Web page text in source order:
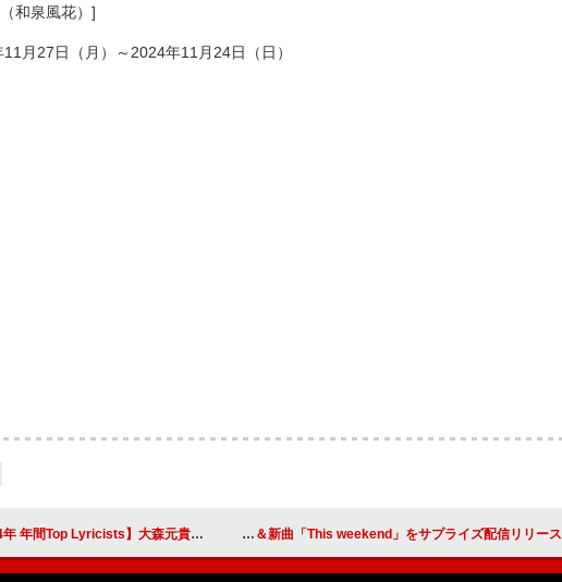
和泉風花）]
月27日（月）～2024年11月24日（日）
Lyricists】大森元貴が2年連続1位に 5指標でトップ 倖田來未、25周年のアニバーサリーイヤーが本日よりスタート 新ビジュアル公開＆新曲「This weekend」をサプライズ配信リリース